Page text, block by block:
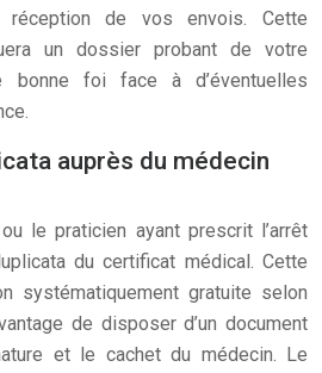
de vos envois. Cette
un dossier probant de votre
foi face à d’éventuelles
auprès du médecin
le praticien ayant prescrit l’arrêt
du certificat médical. Cette
systématiquement gratuite selon
de disposer d’un document
et le cachet du médecin. Le